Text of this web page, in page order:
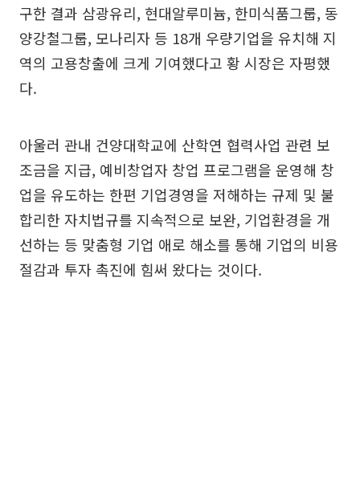
구한 결과 삼광유리, 현대알루미늄, 한미식품그룹, 동
양강철그룹, 모나리자 등 18개 우량기업을 유치해 지
역의 고용창출에 크게 기여했다고 황 시장은 자평했
다.
아울러 관내 건양대학교에 산학연 협력사업 관련 보
조금을 지급, 예비창업자 창업 프로그램을 운영해 창
업을 유도하는 한편 기업경영을 저해하는 규제 및 불
합리한 자치법규를 지속적으로 보완, 기업환경을 개
선하는 등 맞춤형 기업 애로 해소를 통해 기업의 비용
절감과 투자 촉진에 힘써 왔다는 것이다.